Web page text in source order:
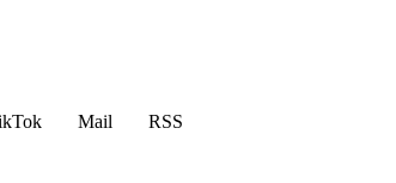
Mail
RSS